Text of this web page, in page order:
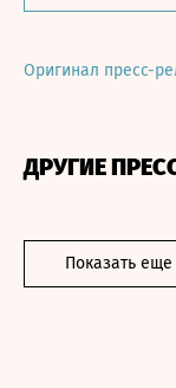
Оригинал пресс-
ДРУГИЕ
Показать еще